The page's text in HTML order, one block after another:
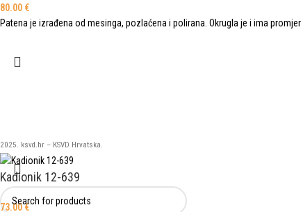
80.00 €
Patena je izrađena od mesinga, pozlaćena i polirana. Okrugla je i ima
2025. ksvd.hr – KSVD Hrvatska.
Kadionik 12-639
73.00€